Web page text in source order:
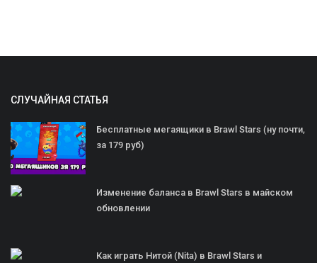
СЛУЧАЙНАЯ СТАТЬЯ
Бесплатные мегаящики в Brawl Stars (ну почти,
за 179 руб)
Изменение баланса в Brawl Stars в майском
обновлении
Как играть Нитой (Nita) в Brawl Stars и